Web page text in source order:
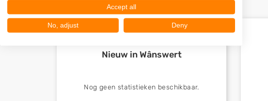
Nieuw in Wânswert
Nog geen statistieken beschikbaar.
Accept all
No, adjust Deny